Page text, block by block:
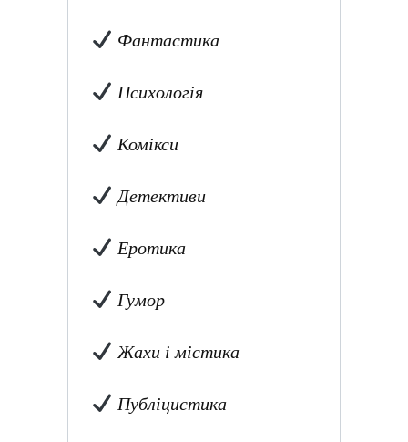
Фантастика
Психологія
Комікси
Детективи
Еротика
Гумор
Жахи і містика
Публіцистика